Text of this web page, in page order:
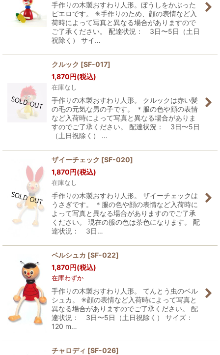
手作りの木製おすわり人形。ぼうしをかぶった
ピエロです。 ✳︎手作りのため、顔の表情など入
荷時によって写真と異なる場合がありますので
ご了承ください。 配達状況： 3日〜5日（土日
祝除く） サイ…
クルック [SF-017]
1,870円(税込)
在庫なし
手作りの木製おすわり人形。 クルックは赤い髪
の毛の元気な男の子です。 ＊服の色や顔の表情
など入荷時によって写真と異なる場合がありま
すのでご了承ください。 配達状況： 3日〜5日
（土日祝除く） …
ザイーチェック [SF-020]
1,870円(税込)
在庫なし
手作りの木製おすわり人形。 ザイーチェックは
うさぎです。 ＊服の色や顔の表情など入荷時に
よって写真と異なる場合がありますのでご了承
ください。 現在の服の色は茶色になります。 配
達状況： 3日…
ベルシュカ [SF-022]
1,870円(税込)
在庫わずか
手作りの木製おすわり人形。 てんとう虫のベル
シュカ。 ✳︎顔の表情など入荷時によって写真と
異なる場合がありますのでご了承ください。 配
達状況： 3日〜5日（土日祝除く） サイズ：
120 m…
チャロディ [SF-026]